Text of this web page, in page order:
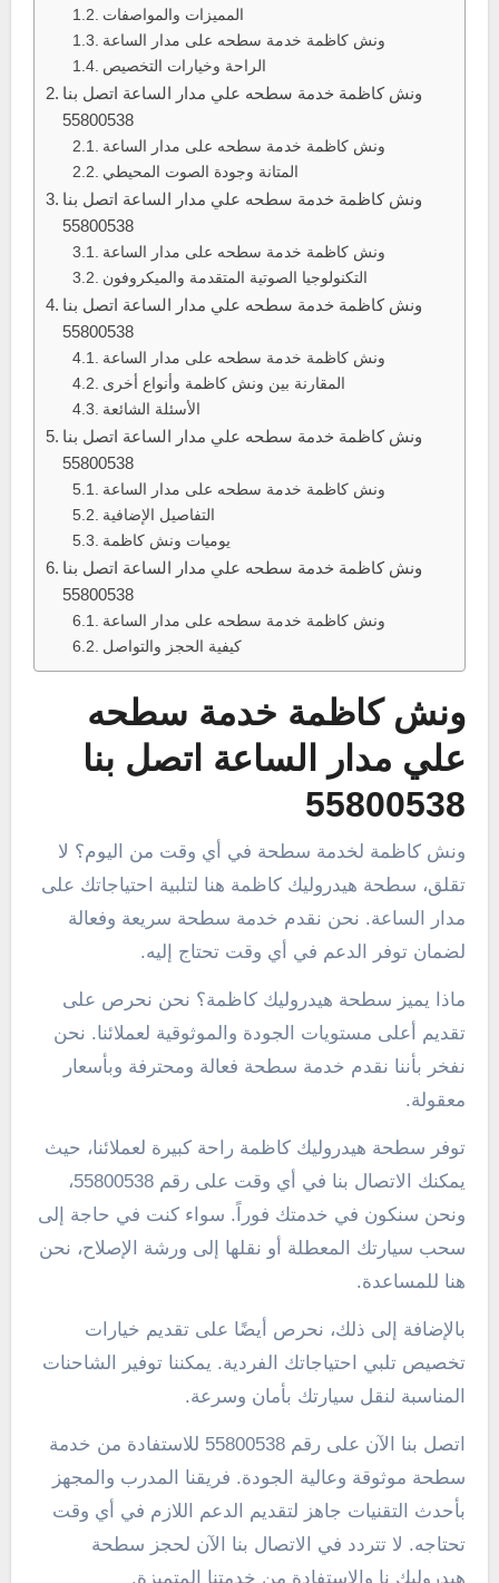
المميزات والمواصفات
ونش كاظمة خدمة سطحه على مدار الساعة
الراحة وخيارات التخصيص
ونش كاظمة خدمة سطحه علي مدار الساعة اتصل بنا
55800538
ونش كاظمة خدمة سطحه على مدار الساعة
المتانة وجودة الصوت المحيطي
ونش كاظمة خدمة سطحه علي مدار الساعة اتصل بنا
55800538
ونش كاظمة خدمة سطحه على مدار الساعة
التكنولوجيا الصوتية المتقدمة والميكروفون
ونش كاظمة خدمة سطحه علي مدار الساعة اتصل بنا
55800538
ونش كاظمة خدمة سطحه على مدار الساعة
المقارنة بين ونش كاظمة وأنواع أخرى
الأسئلة الشائعة
ونش كاظمة خدمة سطحه علي مدار الساعة اتصل بنا
55800538
ونش كاظمة خدمة سطحه على مدار الساعة
التفاصيل الإضافية
يوميات ونش كاظمة
ونش كاظمة خدمة سطحه علي مدار الساعة اتصل بنا
55800538
ونش كاظمة خدمة سطحه على مدار الساعة
كيفية الحجز والتواصل
ونش كاظمة خدمة سطحه
علي مدار الساعة اتصل بنا
55800538
ونش كاظمة لخدمة سطحة في أي وقت من اليوم؟ لا
تقلق، سطحة هيدروليك كاظمة هنا لتلبية احتياجاتك على
مدار الساعة. نحن نقدم خدمة سطحة سريعة وفعالة
لضمان توفر الدعم في أي وقت تحتاج إليه.
ماذا يميز سطحة هيدروليك كاظمة؟ نحن نحرص على
تقديم أعلى مستويات الجودة والموثوقية لعملائنا. نحن
نفخر بأننا نقدم خدمة سطحة فعالة ومحترفة وبأسعار
معقولة.
توفر سطحة هيدروليك كاظمة راحة كبيرة لعملائنا، حيث
يمكنك الاتصال بنا في أي وقت على رقم 55800538،
ونحن سنكون في خدمتك فوراً. سواء كنت في حاجة إلى
سحب سيارتك المعطلة أو نقلها إلى ورشة الإصلاح، نحن
هنا للمساعدة.
بالإضافة إلى ذلك، نحرص أيضًا على تقديم خيارات
تخصيص تلبي احتياجاتك الفردية. يمكننا توفير الشاحنات
المناسبة لنقل سيارتك بأمان وسرعة.
اتصل بنا الآن على رقم 55800538 للاستفادة من خدمة
سطحة موثوقة وعالية الجودة. فريقنا المدرب والمجهز
بأحدث التقنيات جاهز لتقديم الدعم اللازم في أي وقت
تحتاجه. لا تتردد في الاتصال بنا الآن لحجز سطحة
هيدروليك نا والاستفادة من خدمتنا المتميزة.